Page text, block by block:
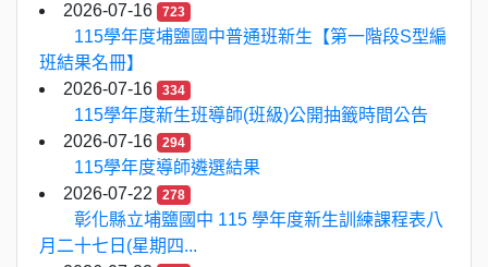
2026-07-16 723
115學年度埔鹽國中普通班新生【第一階段S型編
班結果名冊】
2026-07-16
334
115學年度新生班導師(班級)公開抽籤時間公告
2026-07-16
294
115學年度導師遴選結果
2026-07-22
278
彰化縣立埔鹽國中 115 學年度新生訓練課程表八
月二十七日(星期四...